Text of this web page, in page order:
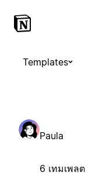
Templates
Paula
6 เทมเพลต